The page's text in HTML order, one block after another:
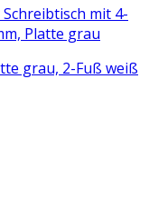
mit 4-
Platte grau
grau, 2-Fuß weiß